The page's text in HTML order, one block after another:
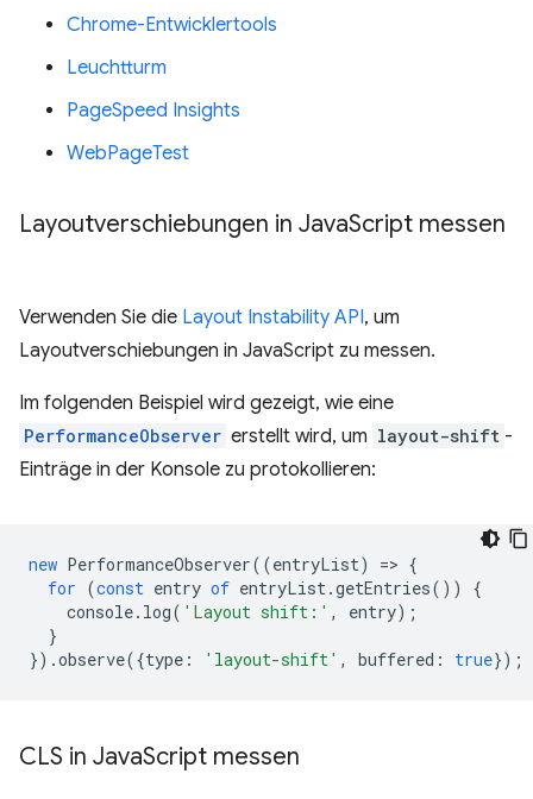
Chrome-Entwicklertools
Leuchtturm
PageSpeed Insights
WebPageTest
Layoutverschiebungen in JavaScript messen
Verwenden Sie die Layout Instability API, um
Layoutverschiebungen in JavaScript zu messen.
Im folgenden Beispiel wird gezeigt, wie eine
PerformanceObserver erstellt wird, um layout-shift -
Einträge in der Konsole zu protokollieren:
new PerformanceObserver((entryList) => {
for (const entry of entryList.getEntries())
{
console. log( 'Layout shift:' , entry);
}
}).observe({type : 'layout-shift' , buffered : true});
CLS in JavaScript messen